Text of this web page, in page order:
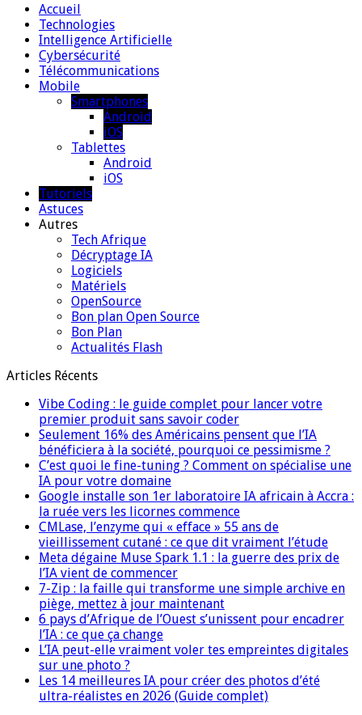
Accueil
Technologies
Intelligence Artificielle
Cybersécurité
Télécommunications
Mobile
Smartphones
Android
iOS
Tablettes
Android
iOS
Tutoriels
Astuces
Autres
Tech Afrique
Décryptage IA
Logiciels
Matériels
OpenSource
Bon plan Open Source
Bon Plan
Actualités Flash
Articles Récents
Vibe Coding : le guide complet pour lancer votre
premier produit sans savoir coder
Seulement 16% des Américains pensent que l’IA
bénéficiera à la société, pourquoi ce pessimisme ?
C’est quoi le fine-tuning ? Comment on spécialise une
IA pour votre domaine
Google installe son 1er laboratoire IA africain à Accra :
la ruée vers les licornes commence
CMLase, l’enzyme qui « efface » 55 ans de
vieillissement cutané : ce que dit vraiment l’étude
Meta dégaine Muse Spark 1.1 : la guerre des prix de
l’IA vient de commencer
7-Zip : la faille qui transforme une simple archive en
piège, mettez à jour maintenant
6 pays d’Afrique de l’Ouest s’unissent pour encadrer
l’IA : ce que ça change
L’IA peut-elle vraiment voler tes empreintes digitales
sur une photo ?
Les 14 meilleures IA pour créer des photos d’été
ultra-réalistes en 2026 (Guide complet)